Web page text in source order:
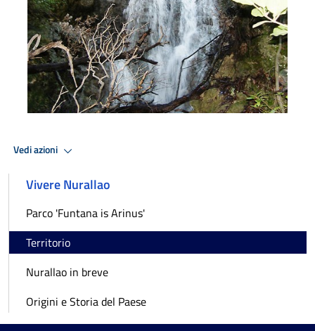
Vedi azioni
Vivere Nurallao
Parco 'Funtana is Arinus'
Territorio
Nurallao in breve
Origini e Storia del Paese